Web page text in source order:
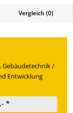
Vergleich (0)
Gebäudetechnik /
Entwicklung
*